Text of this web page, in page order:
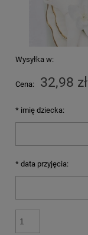
Wysyłka w:
Cena: 32,98 zł
* imię dziecka:
* data przyjęcia: